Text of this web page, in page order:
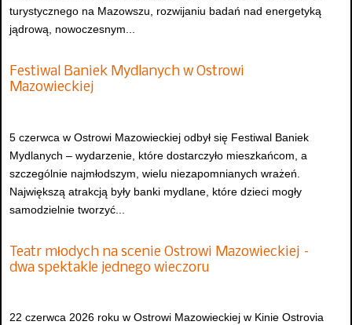
turystycznego na Mazowszu, rozwijaniu badań nad energetyką
jądrową, nowoczesnym...
Festiwal Baniek Mydlanych w Ostrowi
Mazowieckiej
5 czerwca w Ostrowi Mazowieckiej odbył się Festiwal Baniek
Mydlanych – wydarzenie, które dostarczyło mieszkańcom, a
szczególnie najmłodszym, wielu niezapomnianych wrażeń.
Największą atrakcją były banki mydlane, które dzieci mogły
samodzielnie tworzyć...
Teatr młodych na scenie Ostrowi Mazowieckiej –
dwa spektakle jednego wieczoru
22 czerwca 2026 roku w Ostrowi Mazowieckiej w Kinie Ostrovia